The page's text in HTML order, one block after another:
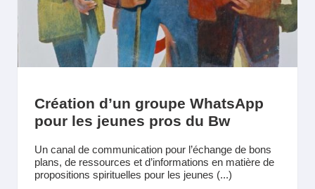
Création d’un groupe WhatsApp
pour les jeunes pros du Bw
Un canal de communication pour l’échange de bons
plans, de ressources et d’informations en matière de
propositions spirituelles pour les jeunes (...)